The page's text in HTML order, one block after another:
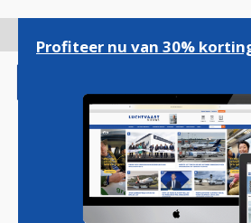
gaan
Magazine Podcasts
Profiteer nu van 30%